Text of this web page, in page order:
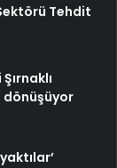
Tehdit
dönüşüyor